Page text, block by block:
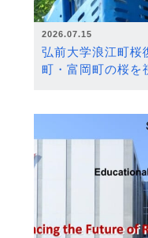
2026.07.15
弘前大学浪江町
町・富岡町の桜を